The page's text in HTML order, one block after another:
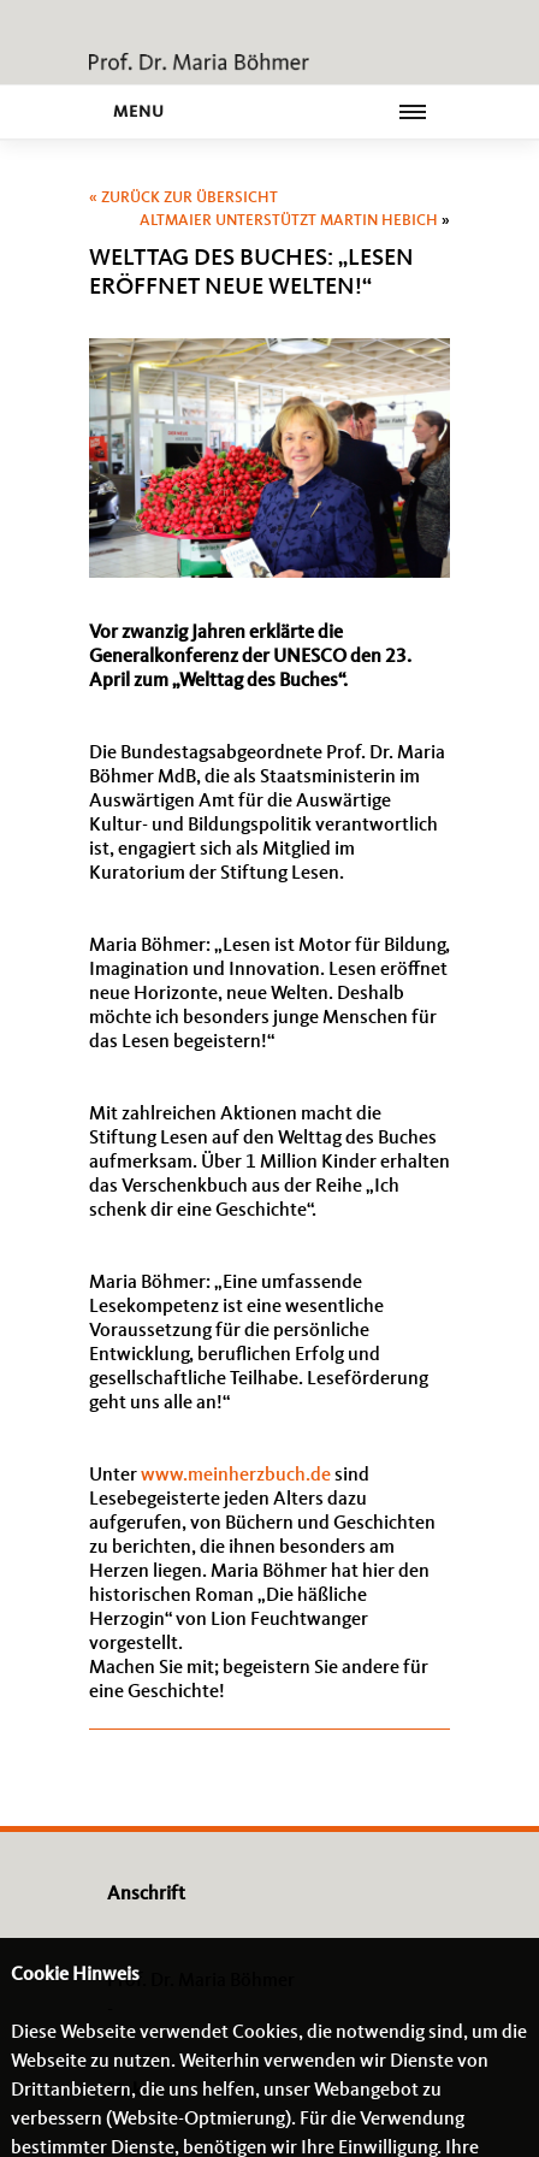
MENU
« ZURÜCK ZUR ÜBERSICHT
ALTMAIER UNTERSTÜTZT MARTIN HEBICH »
WELTTAG DES BUCHES: „LESEN
ERÖFFNET NEUE WELTEN!“
Vor zwanzig Jahren erklärte die
Generalkonferenz der UNESCO den 23.
April zum „Welttag des Buches“.
Die Bundestagsabgeordnete Prof. Dr. Maria
Böhmer MdB, die als Staatsministerin im
Auswärtigen Amt für die Auswärtige
Kultur- und Bildungspolitik verantwortlich
ist, engagiert sich als Mitglied im
Kuratorium der Stiftung Lesen.
Maria Böhmer: „Lesen ist Motor für Bildung,
Imagination und Innovation. Lesen eröffnet
neue Horizonte, neue Welten. Deshalb
möchte ich besonders junge Menschen für
das Lesen begeistern!“
Mit zahlreichen Aktionen macht die
Stiftung Lesen auf den Welttag des Buches
aufmerksam. Über 1 Million Kinder erhalten
das Verschenkbuch aus der Reihe „Ich
schenk dir eine Geschichte“.
Maria Böhmer: „Eine umfassende
Lesekompetenz ist eine wesentliche
Voraussetzung für die persönliche
Entwicklung, beruflichen Erfolg und
gesellschaftliche Teilhabe. Leseförderung
geht uns alle an!“
Unterwww.meinherzbuch.desind
Lesebegeisterte jeden Alters dazu
aufgerufen, von Büchern und Geschichten
zu berichten, die ihnen besonders am
Herzen liegen. Maria Böhmer hat hier den
historischen Roman „Die häßliche
Herzogin“ von Lion Feuchtwanger
vorgestellt.
Machen Sie mit; begeistern Sie andere für
eine Geschichte!
Anschrift
Prof. Dr. Maria Böhmer
- -
Links
Cookie Hinweis
Diese Webseite verwendet Cookies, die notwendig sind, um die
Webseite zu nutzen. Weiterhin verwenden wir Dienste von
Drittanbietern, die uns helfen, unser Webangebot zu
verbessern (Website-Optmierung). Für die Verwendung
bestimmter Dienste, benötigen wir Ihre Einwilligung. Ihre